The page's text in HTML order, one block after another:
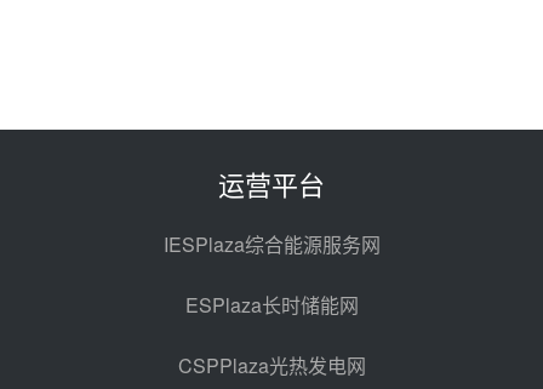
规模化助力构建绿色低碳电力供给
架协议项目中标候选人公示
350MW光热大基地建设提速！哈
前天 08-04 09:54
运营平台
IESPlaza综合能源服务网
ESPlaza长时储能网
CSPPlaza光热发电网